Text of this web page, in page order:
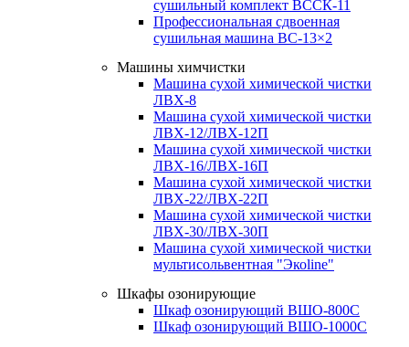
сушильный комплект ВССК-11
Профессиональная сдвоенная
сушильная машина ВС-13×2
Машины химчистки
Машина сухой химической чистки
ЛВХ-8
Машина сухой химической чистки
ЛВХ-12/ЛВХ-12П
Машина сухой химической чистки
ЛВХ-16/ЛВХ-16П
Машина сухой химической чистки
ЛВХ-22/ЛВХ-22П
Машина сухой химической чистки
ЛВХ-30/ЛВХ-30П
Машина сухой химической чистки
мультисольвентная "Экоline"
Шкафы озонирующие
Шкаф озонирующий ВШО-800С
Шкаф озонирующий ВШО-1000С